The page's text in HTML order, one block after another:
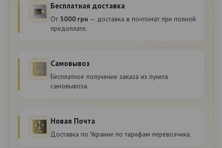
Бесплатная доставка
От 3000 грн — доставка в почтомат при полной
предоплате.
Самовывоз
Бесплатное получение заказа из пункта
самовывоза.
Новая Почта
Доставка по Украине по тарифам перевозчика.